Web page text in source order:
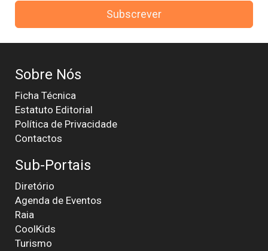
Subscrever
Sobre Nós
Ficha Técnica
Estatuto Editorial
Política de Privacidade
Contactos
Sub-Portais
Diretório
Agenda de Eventos
Raia
CoolKids
Turismo